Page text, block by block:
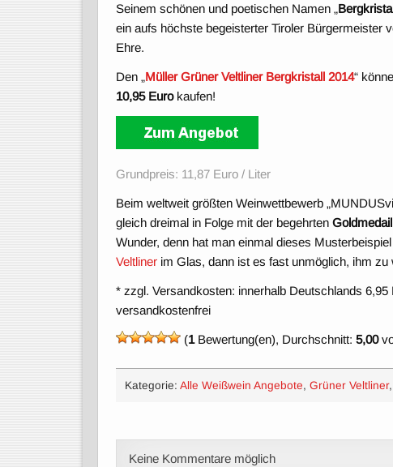
Seinem schönen und poetischen Namen „
ein aufs höchste begeisterter Tiroler Bürgermeister
Ehre.
Den „Müller Grüner Veltliner Bergkristall 2014“
10,95 Eurokaufen!
Grundpreis: 11,87 Euro / Liter
Beim weltweit größten Weinwettbewerb
gleich dreimal in Folge mit der begehrten
Wunder, denn hat man einmal dieses
Veltliner im Glas, dann ist es fast unmöglich, ihm zu
* zzgl. Versandkosten: innerhalb Deutschlands
versandkostenfrei
(1Bewertung(en), Durchschnitt:5,00
Kategorie: Alle Weißwein Angebote, Grüner Veltliner,
Keine Kommentare möglich